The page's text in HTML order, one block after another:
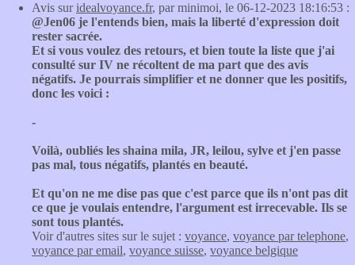
Avis suridealvoyance.fr, par minimoi, le 06-12-2023 18:16:53 :
@Jen06 je l'entends bien, mais la liberté d'expression doit
rester sacrée.
Et si vous voulez des retours, et bien toute la liste que j'ai
consulté sur IV ne récoltent de ma part que des avis
négatifs. Je pourrais simplifier et ne donner que les positifs,
donc les voici :
-
Voilà, oubliés les shaina mila, JR, leilou, sylve et j'en passe
pas mal, tous négatifs, plantés en beauté.
Et qu'on ne me dise pas que c'est parce que ils n'ont pas dit
ce que je voulais entendre, l'argument est irrecevable. Ils se
sont tous plantés.
Voir d'autres sites sur le sujet : voyance, voyance par telephone,
voyance par email, voyance suisse, voyance belgique